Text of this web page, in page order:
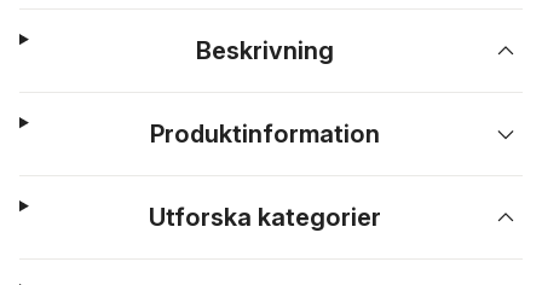
Beskrivning
Produktinformation
Utforska kategorier